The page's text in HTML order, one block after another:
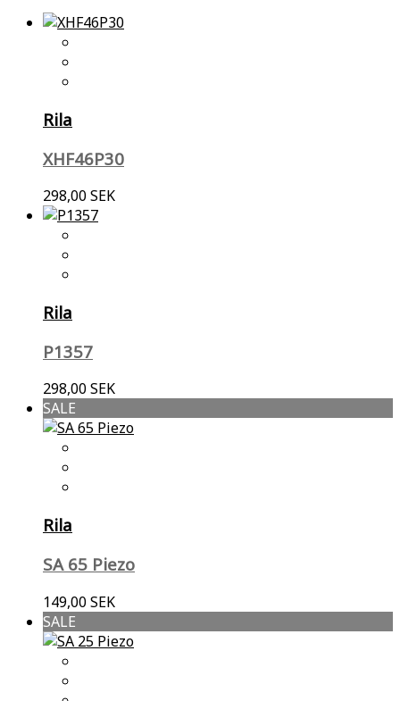
Rila
XHF46P30
298,00 SEK
Rila
P1357
298,00 SEK
SALE
Rila
SA 65 Piezo
149,00 SEK
SALE